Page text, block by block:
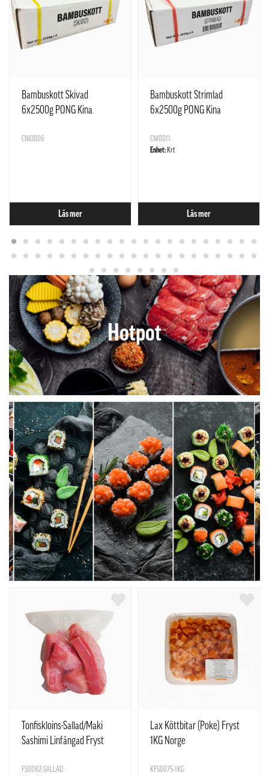
Bambuskott Skivad
6x2500g PONG Kina
CNI0006
Läs mer
Bambuskott Strimlad
6x2500g PONG Kina
CNI0011
Enhet: Krt
Läs mer
Hotpot
Tonfiskloins-Sallad/Maki
Sashimi Linfångad Fryst
FS0082-SALLAD
Lax Köttbitar (Poke) Fryst
1KG Norge
KFS0075-1KG